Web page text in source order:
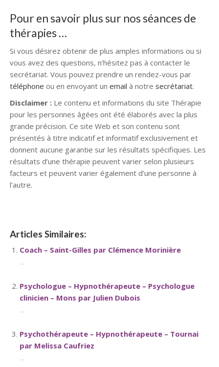
Pour en savoir plus sur nos séances de
thérapies …
Si vous désirez obtenir de plus amples informations ou si
vous avez des questions, n’hésitez pas à contacter le
secrétariat. Vous pouvez prendre un rendez-vous par
téléphone ou en envoyant un email à notre secrétariat.
Disclaimer : Le contenu et informations du site Thérapie
pour les personnes âgées ont été élaborés avec la plus
grande précision. Ce site Web et son contenu sont
présentés à titre indicatif et informatif exclusivement et
donnent aucune garantie sur les résultats spécifiques. Les
résultats d’une thérapie peuvent varier selon plusieurs
facteurs et peuvent varier également d’une personne à
l’autre.
Articles Similaires:
Coach – Saint-Gilles par Clémence Morinière
...
Psychologue – Hypnothérapeute – Psychologue
clinicien – Mons par Julien Dubois
...
Psychothérapeute – Hypnothérapeute – Tournai
par Melissa Caufriez
...